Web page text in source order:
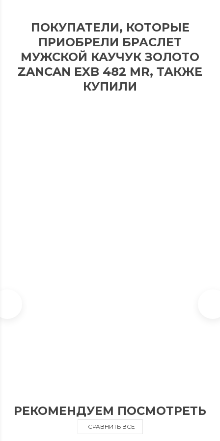
ПОКУПАТЕЛИ, КОТОРЫЕ
ПРИОБРЕЛИ БРАСЛЕТ
МУЖСКОЙ КАУЧУК ЗОЛОТО
ZANCAN EXB 482 MR, ТАКЖЕ
КУПИЛИ
РЕКОМЕНДУЕМ ПОСМОТРЕТЬ
СРАВНИТЬ ВСЕ